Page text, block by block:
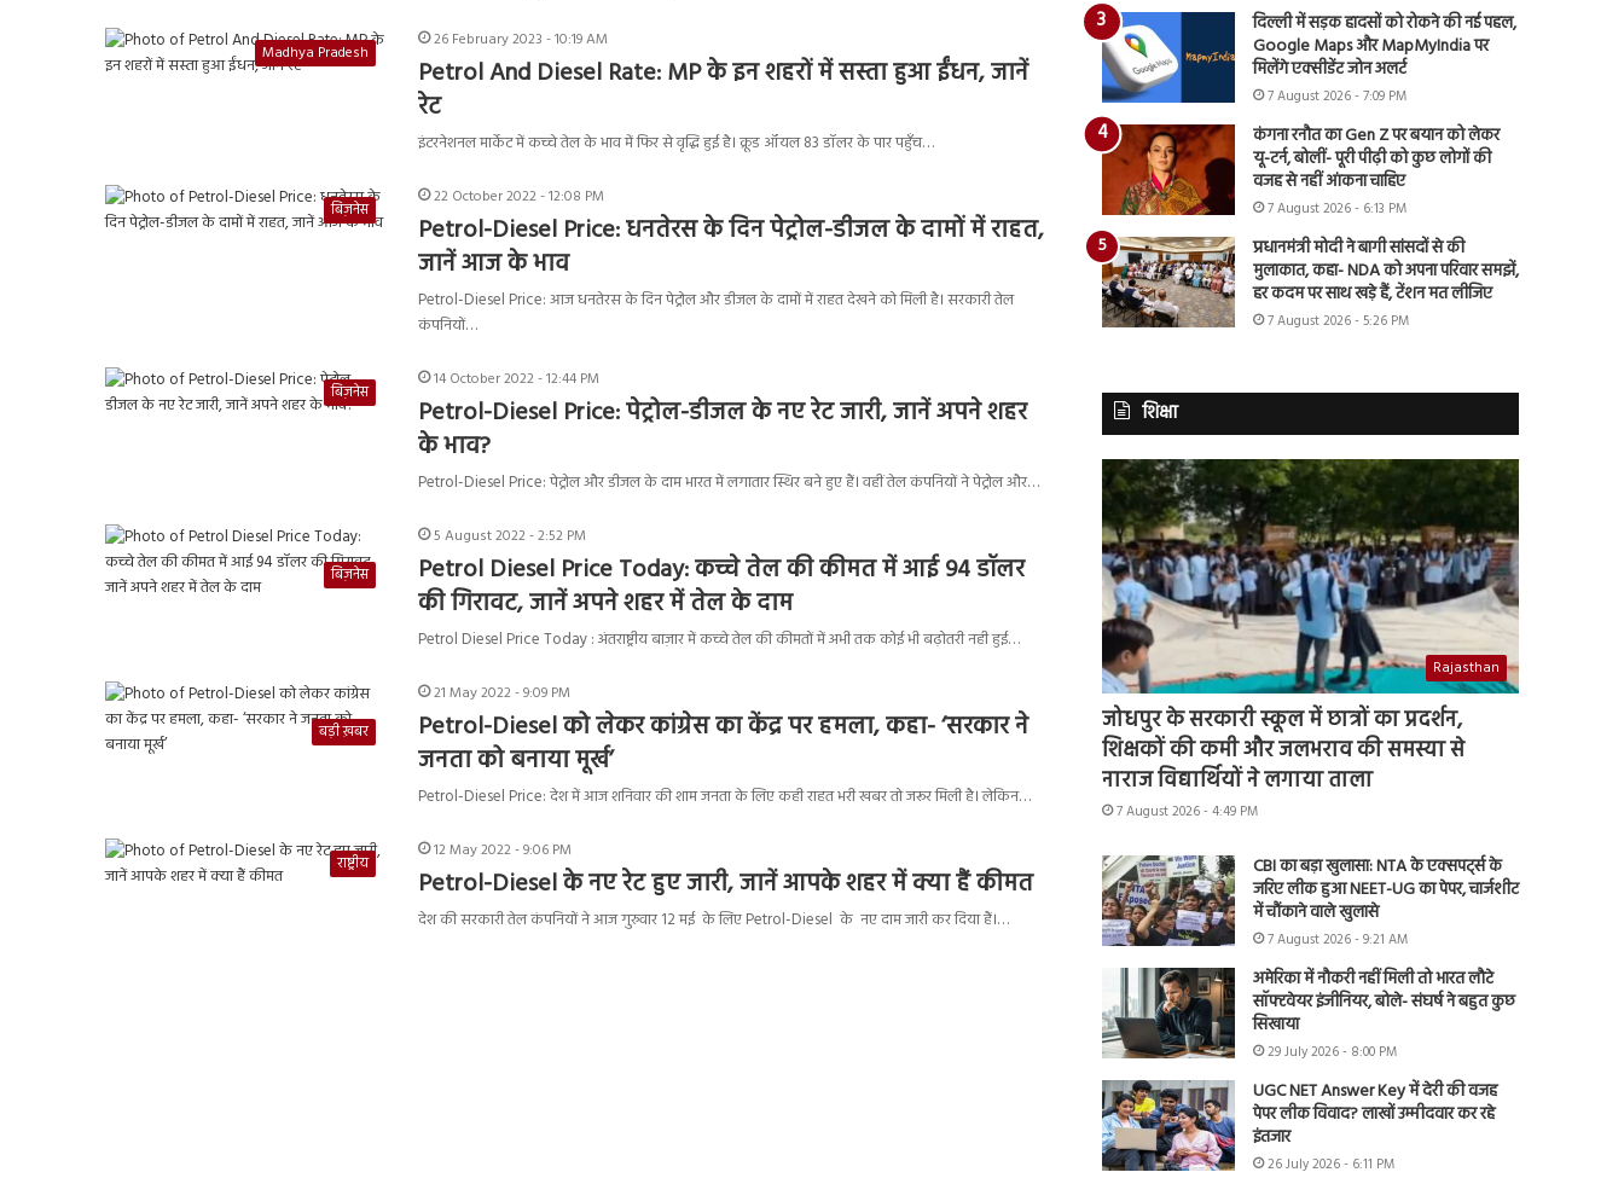
Madhya Pradesh
26 February 2023 - 10:19 AM
Petrol And Diesel Rate: MP के इन शहरों में सस्ता हुआ ईंधन, जानें
रेट
इंटरनेशनल मार्केट में कच्चे तेल के भाव में फिर से वृद्धि हुई है। क्रूड ऑयल 83 डॉलर के पार पहुँच…
बिज़नेस
22 October 2022 - 12:08 PM
Petrol-Diesel Price: धनतेरस के दिन पेट्रोल-डीजल के दामों में राहत,
जानें आज के भाव
Petrol-Diesel Price: आज धनतेरस के दिन पेट्रोल और डीजल के दामों में राहत देखने को मिली है। सरकारी तेल
कंपनियों…
बिज़नेस
14 October 2022 - 12:44 PM
Petrol-Diesel Price: पेट्रोल-डीजल के नए रेट जारी, जानें अपने शहर
के भाव?
Petrol-Diesel Price: पेट्रोल और डीजल के दाम भारत में लगातार स्थिर बने हुए हैं। वहीं तेल कंपनियों ने पेट्रोल और…
बिज़नेस
5 August 2022 - 2:52 PM
Petrol Diesel Price Today: कच्चे तेल की कीमत में आई 94 डॉलर
की गिरावट, जानें अपने शहर में तेल के दाम
Petrol Diesel Price Today : अंतराष्ट्रीय बाज़ार में कच्चे तेल की कीमतों में अभी तक कोई भी बढ़ोतरी नही हुई…
बड़ी ख़बर
21 May 2022 - 9:09 PM
Petrol-Diesel को लेकर कांग्रेस का केंद्र पर हमला, कहा- ‘सरकार ने
जनता को बनाया मूर्ख’
Petrol-Diesel Price: देश में आज शनिवार की शाम जनता के लिए कही राहत भरी खबर तो जरूर मिली है। लेकिन…
राष्ट्रीय
12 May 2022 - 9:06 PM
Petrol-Diesel के नए रेट हुए जारी, जानें आपके शहर में क्या हैं कीमत
देश की सरकारी तेल कंपनियों ने आज गुरुवार 12 मई के लिए Petrol-Diesel के नए दाम जारी कर दिया हैं।…
दिल्ली में सड़क हादसों को रोकने की नई पहल,
Google Maps और MapMyIndia पर
मिलेंगे एक्सीडेंट जोन अलर्ट
7 August 2026 - 7:09 PM
कंगना रनौत का Gen Z पर बयान को लेकर
यू-टर्न, बोलीं- पूरी पीढ़ी को कुछ लोगों की
वजह से नहीं आंकना चाहिए
7 August 2026 - 6:13 PM
प्रधानमंत्री मोदी ने बागी सांसदों से की
मुलाकात, कहा- NDA को अपना परिवार समझें,
हर कदम पर साथ खड़े हैं, टेंशन मत लीजिए
7 August 2026 - 5:26 PM
शिक्षा
Rajasthan
जोधपुर के सरकारी स्कूल में छात्रों का प्रदर्शन,
शिक्षकों की कमी और जलभराव की समस्या से
नाराज विद्यार्थियों ने लगाया ताला
7 August 2026 - 4:49 PM
CBI का बड़ा खुलासा: NTA के एक्सपर्ट्स के
जरिए लीक हुआ NEET-UG का पेपर, चार्जशीट
में चौंकाने वाले खुलासे
7 August 2026 - 9:21 AM
अमेरिका में नौकरी नहीं मिली तो भारत लौटे
सॉफ्टवेयर इंजीनियर, बोले- संघर्ष ने बहुत कुछ
सिखाया
29 July 2026 - 8:00 PM
UGC NET Answer Key में देरी की वजह
पेपर लीक विवाद? लाखों उम्मीदवार कर रहे
इंतजार
26 July 2026 - 6:11 PM